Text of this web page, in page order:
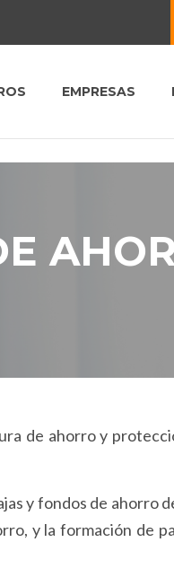
EMPRESAS
de ahorro y
y fondos de ahorro
y la formación de